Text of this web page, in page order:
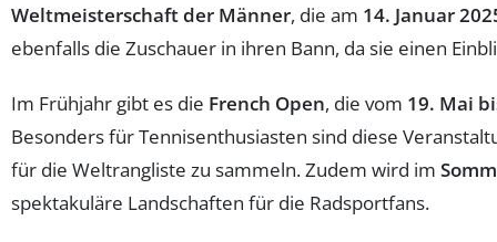
Weltmeisterschaft der Männer, die am 14. Januar
ebenfalls die Zuschauer in ihren Bann, da sie einen
Im Frühjahr gibt es die French Open, die vom 19. Mai
Besonders für Tennisenthusiasten sind diese
für die Weltrangliste zu sammeln. Zudem wird im
spektakuläre Landschaften für die Radsportfans.